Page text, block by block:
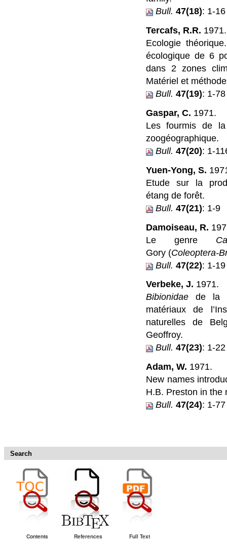
Bull. 47(18): 1-16
Tercafs, R.R. 1971.
Ecologie
écologique de 6
dans 2 zones
Matériel et
Bull. 47(19): 1-78
Gaspar, C. 1971.
Les fourmis de
zoogéographique.
Bull. 47(20): 1-
Yuen-Yong, S.
Etude sur la
étang de forêt.
Bull. 47(21): 1-9
Damoiseau, R.
Le genre
Gory (Coleoptera-
Bull. 47(22): 1-19
Verbeke, J. 1971.
Bibionidaede la
matériaux de
naturelles de
Geoffroy.
Bull. 47(23): 1-22
Adam, W. 1971.
New names
H.B. Preston in the
Bull. 47(24): 1-77
Search
Contents References Full Text